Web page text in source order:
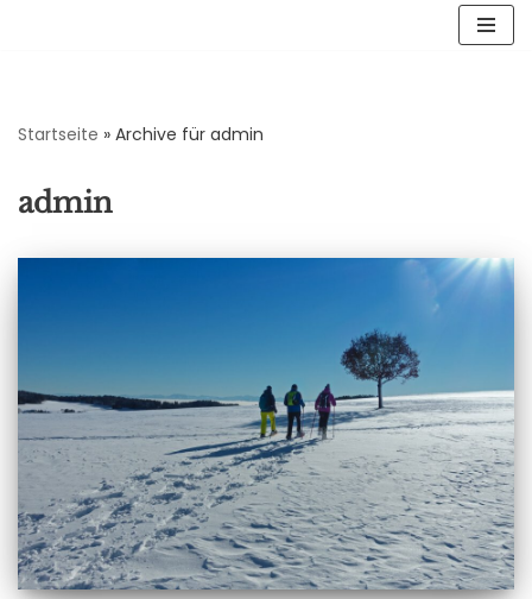
springen
Startseite » Archive für admin
admin